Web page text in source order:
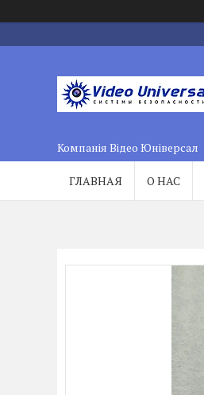
Компанія Відео Юніверсал
ГЛАВНАЯ О НАС